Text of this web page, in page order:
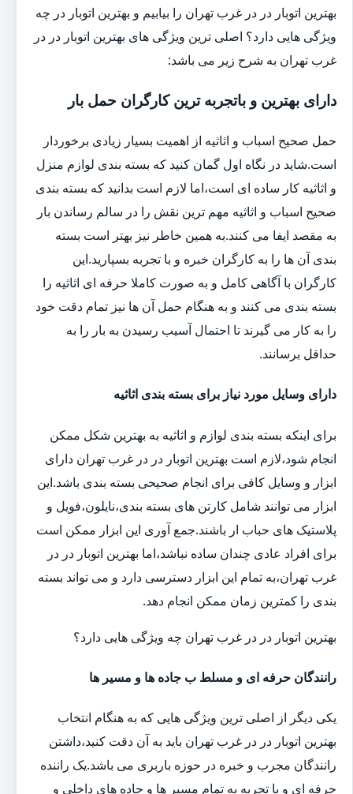
بهترین اتوبار در در غرب تهران را بیابیم و بهترین اتوبار در چه
ویژگی هایی دارد؟ اصلی ترین ویژگی های بهترین اتوبار در در
غرب تهران به شرح زیر می باشد:
دارای بهترین و باتجربه ترین کارگران حمل بار
حمل صحیح اسباب و اثاثیه از اهمیت بسیار زیادی برخوردار
است.شاید در نگاه اول گمان کنید که بسته بندی لوازم منزل
و اثاثیه کار ساده ای است،اما لازم است بدانید که بسته بندی
صحیح اسباب و اثاثیه مهم ترین نقش را در سالم رساندن بار
به مقصد ایفا می کنند.به همین خاطر نیز بهتر است بسته
بندی آن ها را به کارگران خبره و با تجربه بسپارید.این
کارگران با آگاهی کامل و به صورت کاملا حرفه ای اثاثیه را
بسته بندی می کنند و به هنگام حمل آن ها نیز تمام دقت خود
را به کار می گیرند تا احتمال آسیب رسیدن به بار را به
حداقل برسانند.
دارای وسایل مورد نیاز برای بسته بندی اثاثیه
برای اینکه بسته بندی لوازم و اثاثیه به بهترین شکل ممکن
انجام شود،لازم است بهترین اتوبار در در غرب تهران دارای
ابزار و وسایل کافی برای انجام صحیحی بسته بندی باشد.این
ابزار می توانند شامل کارتن های بسته بندی،نایلون،فویل و
پلاستیک های حباب ار باشند.جمع آوری این ابزار ممکن است
برای افراد عادی چندان ساده نباشد،اما بهترین اتوبار در در
غرب تهران،به تمام این ابزار دسترسی دارد و می تواند بسته
بندی را کمترین زمان ممکن انجام دهد.
بهترین اتوبار در در غرب تهران چه ویژگی هایی دارد؟
رانندگان حرفه ای و مسلط ب جاده ها و مسیر ها
یکی دیگر از اصلی ترین ویژگی هایی که به هنگام انتخاب
بهترین اتوبار در در غرب تهران باید به آن دقت کنید،داشتن
رانندگان مجرب و خبره در حوزه باربری می باشد.یک راننده
حرفه ای و با تجربه به تمام مسیر ها و جاده های داخلی و